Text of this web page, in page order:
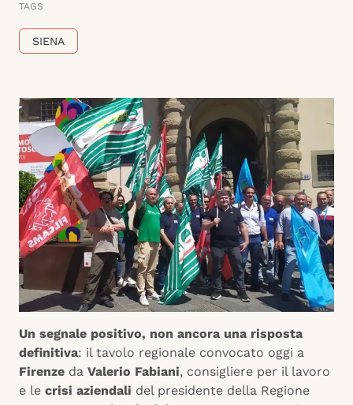
TAGS
SIENA
Un segnale positivo, non ancora una risposta
definitiva: il tavolo regionale convocato oggi a
Firenze da Valerio Fabiani, consigliere per il lavoro
e le crisi aziendali del presidente della Regione